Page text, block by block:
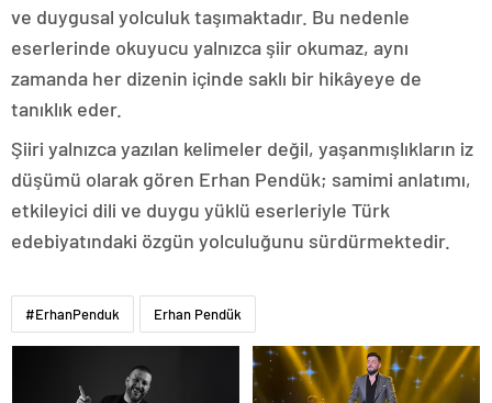
ve duygusal yolculuk taşımaktadır. Bu nedenle
eserlerinde okuyucu yalnızca şiir okumaz, aynı
zamanda her dizenin içinde saklı bir hikâyeye de
tanıklık eder.
Şiiri yalnızca yazılan kelimeler değil, yaşanmışlıkların iz
düşümü olarak gören Erhan Pendük; samimi anlatımı,
etkileyici dili ve duygu yüklü eserleriyle Türk
edebiyatındaki özgün yolculuğunu sürdürmektedir.
#ErhanPenduk Erhan Pendük